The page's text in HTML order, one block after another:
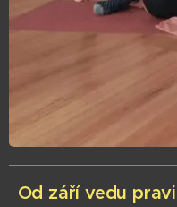
Od září vedu